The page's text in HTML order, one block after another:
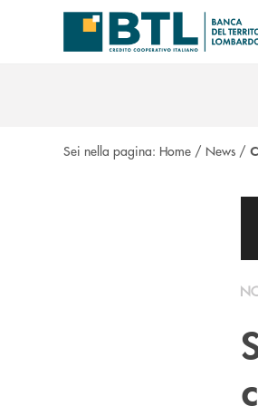
Salta al contenuto principale
Sei nella pagina: Home / News /